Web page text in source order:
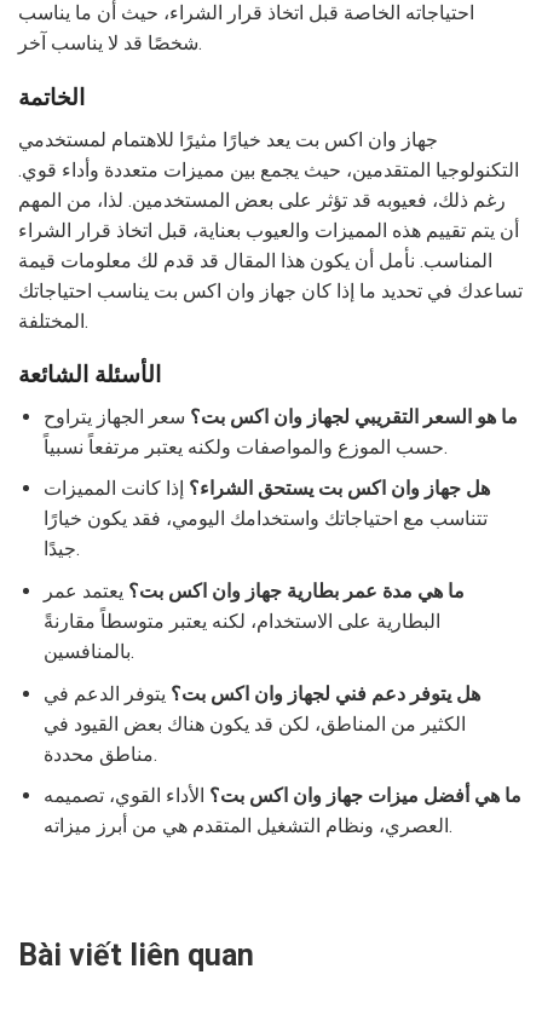
احتياجاته الخاصة قبل اتخاذ قرار الشراء، حيث أن ما يناسب
شخصًا قد لا يناسب آخر.
الخاتمة
جهاز وان اكس بت يعد خيارًا مثيرًا للاهتمام لمستخدمي
التكنولوجيا المتقدمين، حيث يجمع بين مميزات متعددة وأداء قوي.
رغم ذلك، فعيوبه قد تؤثر على بعض المستخدمين. لذا، من المهم
أن يتم تقييم هذه المميزات والعيوب بعناية، قبل اتخاذ قرار الشراء
المناسب. نأمل أن يكون هذا المقال قد قدم لك معلومات قيمة
تساعدك في تحديد ما إذا كان جهاز وان اكس بت يناسب احتياجاتك
المختلفة.
الأسئلة الشائعة
ما هو السعر التقريبي لجهاز وان اكس بت؟ سعر الجهاز يتراوح
حسب الموزع والمواصفات ولكنه يعتبر مرتفعاً نسبياً.
هل جهاز وان اكس بت يستحق الشراء؟ إذا كانت المميزات
تتناسب مع احتياجاتك واستخدامك اليومي، فقد يكون خيارًا
جيدًا.
ما هي مدة عمر بطارية جهاز وان اكس بت؟ يعتمد عمر
البطارية على الاستخدام، لكنه يعتبر متوسطاً مقارنةً
بالمنافسين.
هل يتوفر دعم فني لجهاز وان اكس بت؟ يتوفر الدعم في
الكثير من المناطق، لكن قد يكون هناك بعض القيود في
مناطق محددة.
ما هي أفضل ميزات جهاز وان اكس بت؟ الأداء القوي، تصميمه
العصري، ونظام التشغيل المتقدم هي من أبرز ميزاته.
Bài viết liên quan